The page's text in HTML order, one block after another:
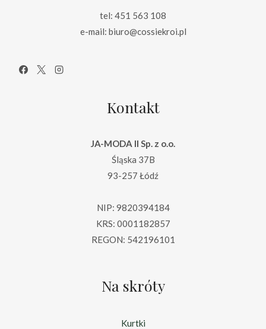
tel: 451 563 108
e-mail: biuro@cossiekroi.pl
Kontakt
JA-MODA II Sp. z o.o.
Śląska 37B
93-257 Łódź
NIP: 9820394184
KRS: 0001182857
REGON: 542196101
Na skróty
Kurtki